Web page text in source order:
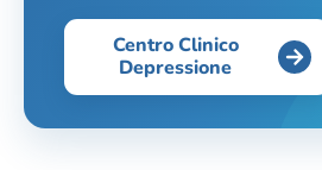
Centro Clinico
Depressione